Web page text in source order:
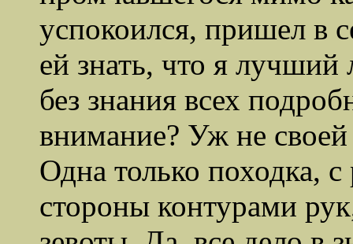
успокоился, пришел в
ей знать, что я
без знания всех
внимание? Уж не
Одна только походка,
стороны контурами